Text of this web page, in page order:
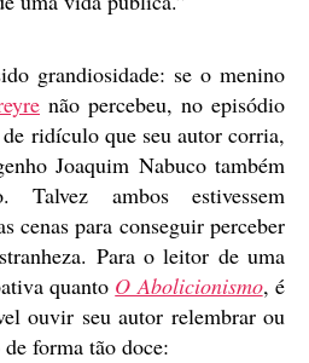
grandiosidade: se o menino
não percebeu, no episódio
ridículo que seu autor corria,
Joaquim Nabuco também
Talvez ambos estivessem
cenas para conseguir perceber
Para o leitor de uma
quanto O Abolicionismo, é
ouvir seu autor relembrar ou
forma tão doce: